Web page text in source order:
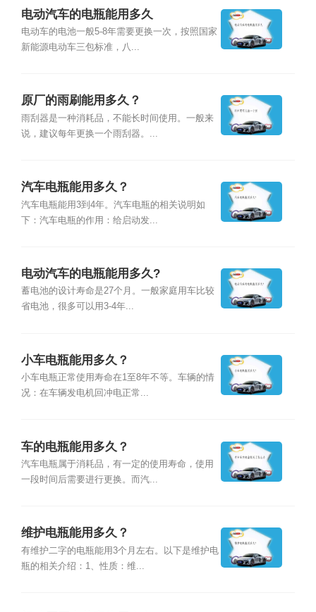
电动汽车的电瓶能用多久
电动车的电池一般5-8年需要更换一次，按照国家
新能源电动车三包标准，八...
原厂的雨刷能用多久？
雨刮器是一种消耗品，不能长时间使用。一般来
说，建议每年更换一个雨刮器。...
汽车电瓶能用多久？
汽车电瓶能用3到4年。汽车电瓶的相关说明如
下：汽车电瓶的作用：给启动发...
电动汽车的电瓶能用多久?
蓄电池的设计寿命是27个月。一般家庭用车比较
省电池，很多可以用3-4年...
小车电瓶能用多久？
小车电瓶正常使用寿命在1至8年不等。车辆的情
况：在车辆发电机回冲电正常...
车的电瓶能用多久？
汽车电瓶属于消耗品，有一定的使用寿命，使用
一段时间后需要进行更换。而汽...
维护电瓶能用多久？
有维护二字的电瓶能用3个月左右。以下是维护电
瓶的相关介绍：1、性质：维...